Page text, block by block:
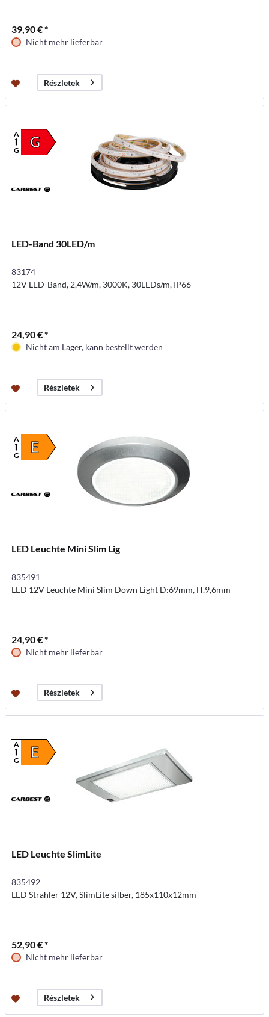
39,90 € *
Nicht mehr lieferbar
Részletek
G
A
G
LED-Band 30LED/m
83174
12V LED-Band, 2,4W/m, 3000K, 30LEDs/m, IP66
24,90 € *
Nicht am Lager, kann bestellt werden
Részletek
E
A
G
LED Leuchte Mini Slim Lig
835491
LED 12V Leuchte Mini Slim Down Light D:69mm, H.9,6mm
24,90 € *
Nicht mehr lieferbar
Részletek
E
A
G
LED Leuchte SlimLite
835492
LED Strahler 12V, SlimLite silber, 185x110x12mm
52,90 € *
Nicht mehr lieferbar
Részletek